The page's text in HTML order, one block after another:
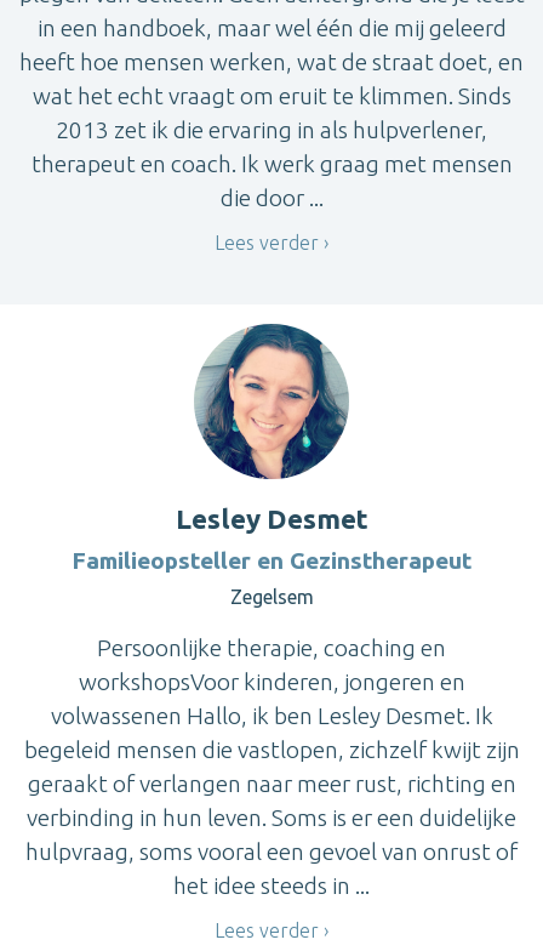
in een handboek, maar wel één die mij geleerd
heeft hoe mensen werken, wat de straat doet, en
wat het echt vraagt om eruit te klimmen. Sinds
2013 zet ik die ervaring in als hulpverlener,
therapeut en coach. Ik werk graag met mensen
die door ...
Lees verder
Lesley Desmet
Familieopsteller en Gezinstherapeut
Zegelsem
Persoonlijke therapie, coaching en
workshopsVoor kinderen, jongeren en
volwassenen Hallo, ik ben Lesley Desmet. Ik
begeleid mensen die vastlopen, zichzelf kwijt zijn
geraakt of verlangen naar meer rust, richting en
verbinding in hun leven. Soms is er een duidelijke
hulpvraag, soms vooral een gevoel van onrust of
het idee steeds in ...
Lees verder